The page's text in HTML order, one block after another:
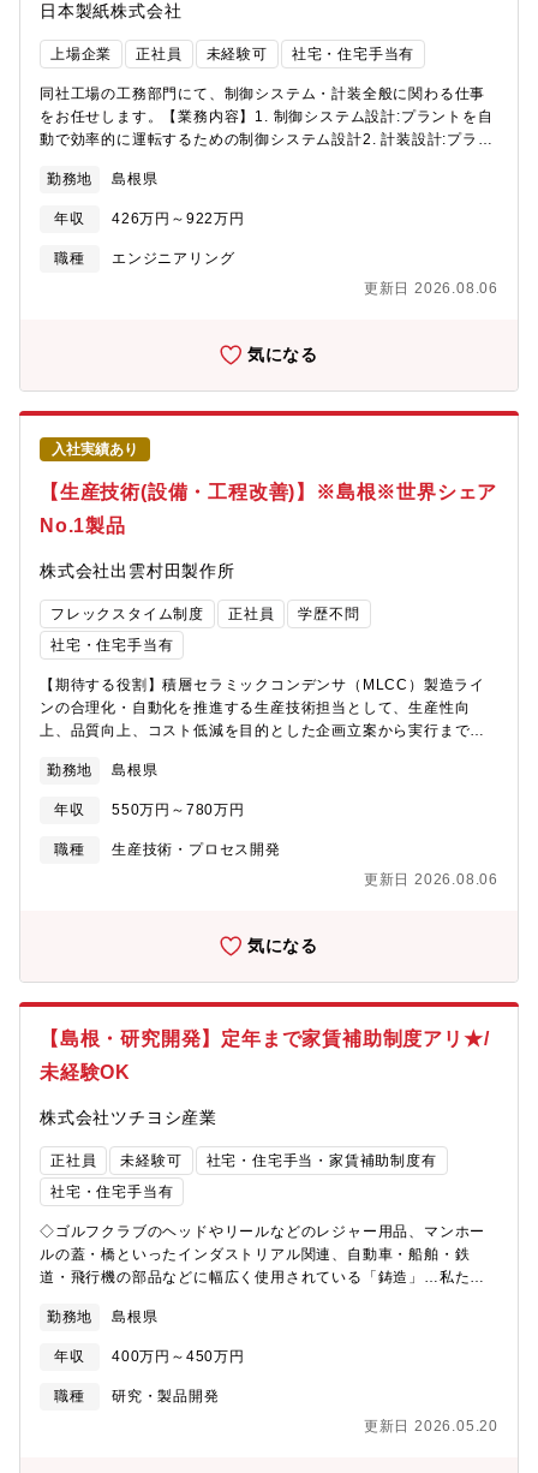
日本製紙株式会社
上場企業 正社員 未経験可 社宅・住宅手当有
同社工場の工務部門にて、制御システム・計装全般に関わる仕事
をお任せします。【業務内容】1. 制御システム設計:プラントを自
動で効率的に運転するための制御システム設計2. 計装設計:プラン
作成3. システム実装:制御システム設計・計装設計を実装するため
の施工管理・試運転・性能評価4. メンテナンス:プラントの保守、
点検、修理【キャリアパス】・将来の経営幹部候補である総合職
としてお迎えします。キャリアの中で転居・転勤を伴うジョブロ
として中長期的に業務にあたってもらうことを期待していま
積や、新規事業立ち上げ等の各種プロジェクトへの参画、工場の
工務部門のライン長（部長・課長）をお任せします。【働き方補
足】・計画的な工事・修繕による早出残業がありますが、年間平
均では20時間程度/月です。・稀に突発的なトラブル対応のため業
務時間外や休日に呼び出しが生じる場合もあります。（年1～2回
あるかないか程度です）【同社について】植林をはじめとする森
林造成と、そこから調達する木質資源を原料とする製紙事業やバ
イオケミカル事業、そして次世代の素材として期待されるセルロ
ースナノファイバー（CNF）をはじめとする新素材事業に至るま
スナノファイバーを蓄電体に用いた全固体電池をの研究、木質バ
イオマス専焼火力発電の運転、木質バイオマスを配合した複合材
料など、紙・パプル事業以外の先端技術分野においても大きな注
目を集めています。【江津工場での生産品目】溶解パルプ、リグ
ニン製品、カルボキシメチルセルロース、セルロースパウダー、
核酸・酵母、ステビア・甘草、セルロースナノファイバー
勤務地 島根県
年収 426万円～922万円
職種
エンジニアリング
更新日 2026.08.06
気になる
入社実績あり
【生産技術(設備・工程改善)】※島根※世界シェア
No.1製品
株式会社出雲村田製作所
フレックスタイム制度 正社員
学歴不問
社宅・住宅手当有
【期待する役割】積層セラミックコンデンサ（MLCC）製造ライ
ンの合理化・自動化を推進する生産技術担当として、生産性向
上、品質向上、コスト低減を目的とした企画立案から実行までを
産拠点において、積層セラミックコンデンサ製造設備の合理化企
画・改善業務を担当いただきます。■製造装置の合理化企画立案お
よび実行■FA化・自動化による省人化施策の企画・推進■製造ビッ
グデータを活用した不良低減施策の立案・実行■生産性向上・品質
方法の企画立案■新規製造設備の企画・導入推進■設備仕様の検討
プロジェクト推進■設備立上げおよび導入後の改善活動【働く環
境】■フルフレックス制度■昼勤のみ■年間休日123日■国内・海外
出張あり（年数回）■村田製作所グループの充実した教育制度■住
宅手当・家族手当・社員寮完備【このポジションの魅力】世界ト
ップシェアを誇る積層セラミックコンデンサの生産を支える最前
線で、生産ラインの合理化・自動化に携わることができます。企
画構想段階から実行まで一貫して担当できるため、設備技術・FA
村田製作所グループ各拠点と連携しながら、次世代製造ラインの
勤務地 島根県
年収 550万円～780万円
職種
生産技術・プロセス開発
更新日 2026.08.06
気になる
【島根・研究開発】定年まで家賃補助制度アリ★/
未経験OK
株式会社ツチヨシ産業
正社員 未経験可
社宅・住宅手当・家賃補助制度有
社宅・住宅手当有
◇ゴルフクラブのヘッドやリールなどのレジャー用品、マンホー
ルの蓋・橋といったインダストリアル関連、自動車・船舶・鉄
道・飛行機の部品などに幅広く使用されている「鋳造」…私たち
ない安定企業です◇★業界未経験も歓迎します★【期待する役
割】【職務内容】■自社製品の開発・改善のための鉱物に対する基
礎・応用研究■鋳造製品不良の原因解析■改善策提案をご担当いた
だきます。★得意先の企業様に合わせてオリジナル商品が多く、
進めています。【魅力】＜一人の頑張りを正当に評価する人事評
勤務地 島根県
年収 400万円～450万円
職種
研究・製品開発
更新日 2026.05.20